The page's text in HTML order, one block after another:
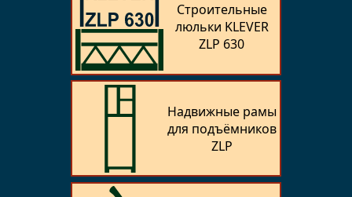
Строительные
люльки KLEVER
ZLP 630
Надвижные рамы
для подъёмников
ZLP